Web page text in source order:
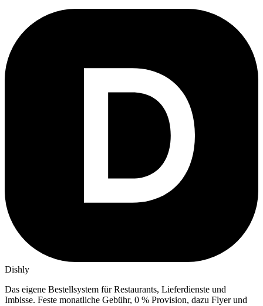
Dishly
Das eigene Bestellsystem für Restaurants, Lieferdienste und
Imbisse. Feste monatliche Gebühr, 0 % Provision, dazu Flyer und